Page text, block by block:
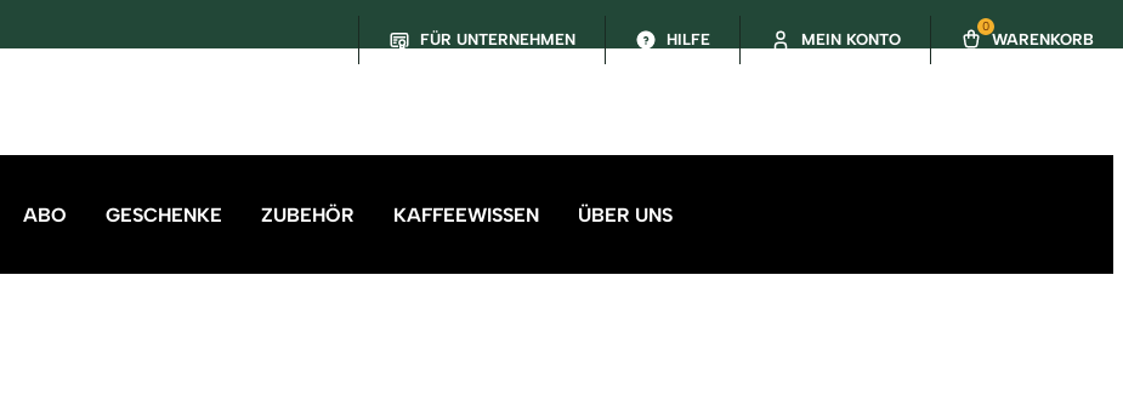
FÜR UNTERNEHMEN HILFE MEIN KONTO
0
WARENKORB
ABO GESCHENKE ZUBEHÖR KAFFEEWISSEN ÜBER UNS